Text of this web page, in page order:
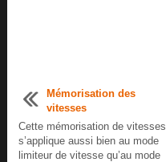
Mémorisation des
vitesses
Cette mémorisation de vitesses
s’applique aussi bien au mode
limiteur de vitesse qu’au mode